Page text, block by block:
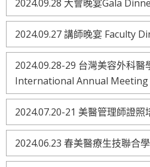
2024.09.28 大會晚宴Gala
2024.09.27 講師晚宴 Faculty
2024.09.28-29 台灣美容外科醫
International Annual Meeting
2024.07.20-21 美醫管理師證照
2024.06.23 春美醫療生技聯合